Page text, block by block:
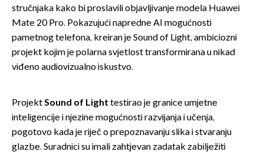
stručnjaka kako bi proslavili objavljivanje modela Huawei
Mate 20 Pro. Pokazujući napredne AI mogućnosti
pametnog telefona, kreiran je Sound of Light, ambiciozni
projekt kojim je polarna svjetlost transformirana u nikad
viđeno audiovizualno iskustvo.
ProjektSound of Light testirao je granice umjetne
inteligencije i njezine mogućnosti razvijanja i učenja,
pogotovo kada je riječ o prepoznavanju slika i stvaranju
glazbe. Suradnici su imali zahtjevan zadatak zabilježiti